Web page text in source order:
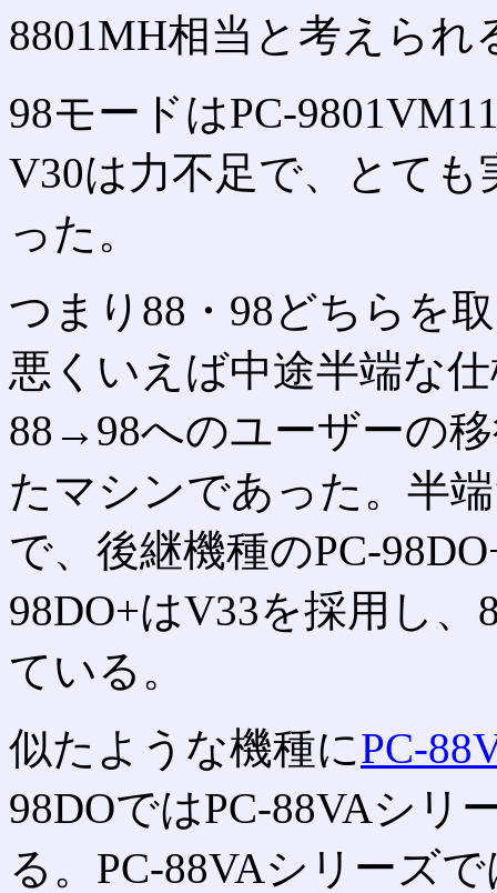
8801MH相当と考えられ
98モードはPC-
V30は力不足で、とて
った。
つまり88・98どちらを
悪くいえば中途半端な
88→98へのユーザーの
たマシンであった。半
で、後継機種のPC-
98DO+はV33を採用し
ている。
似たような機種にPC-
98DOではPC-88VAシリ
る。PC-88VAシリーズ